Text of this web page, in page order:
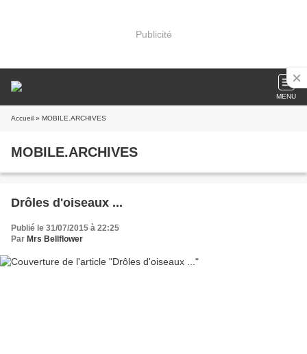
Publicité
MENU
Accueil » MOBILE.ARCHIVES
MOBILE.ARCHIVES
Drôles d'oiseaux ...
Publié le 31/07/2015 à 22:25
Par Mrs Bellflower